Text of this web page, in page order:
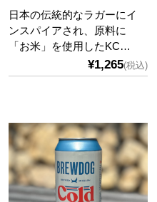
⽇本の伝統的なラガーにイ
ンスパイアされ、原料に
「お⽶」を使⽤したKC…
¥1,265(税込)